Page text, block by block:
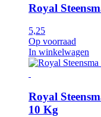
Royal
5,25
Op voorraad
In winkelwagen
Royal
10 Kg